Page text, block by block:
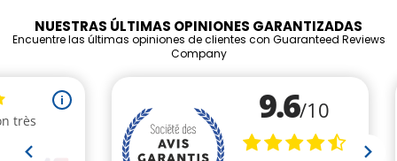
NUESTRAS ÚLTIMAS OPINIONES GARANTIZADAS
Encuentre las últimas opiniones de clientes con Guaranteed Reviews
Company